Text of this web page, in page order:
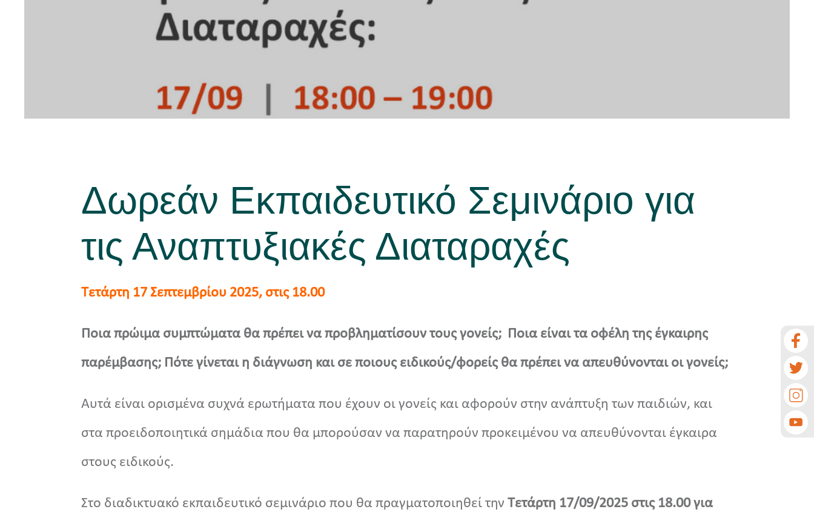
Δωρεάν Εκπαιδευτικό Σεμινάριο για
τις Αναπτυξιακές Διαταραχές
Τετάρτη 17 Σεπτεμβρίου 2025, στις 18.00
Ποια πρώιμα συμπτώματα θα πρέπει να προβληματίσουν τους γονείς; Ποια είναι τα οφέλη της έγκαιρης
παρέμβασης; Πότε γίνεται η διάγνωση και σε ποιους ειδικούς/φορείς θα πρέπει να απευθύνονται οι γονείς;
Αυτά είναι ορισμένα συχνά ερωτήματα που έχουν οι γονείς και αφορούν στην ανάπτυξη των παιδιών, και
στα προειδοποιητικά σημάδια που θα μπορούσαν να παρατηρούν προκειμένου να απευθύνονται έγκαιρα
στους ειδικούς.
Στο διαδικτυακό εκπαιδευτικό σεμινάριο που θα πραγματοποιηθεί τηνΤετάρτη 17/09/2025 στις 18.00 για